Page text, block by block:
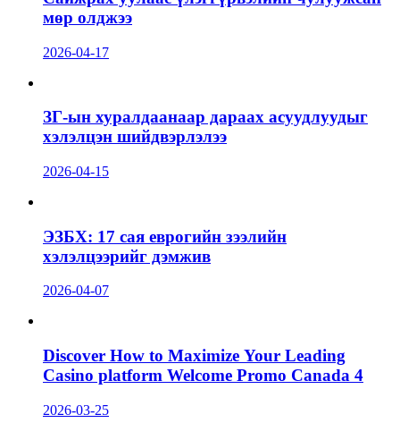
мөр олджээ
2026-04-17
ЗГ-ын хуралдаанаар дараах асуудлуудыг
хэлэлцэн шийдвэрлэлээ
2026-04-15
ЭЗБХ: 17 сая еврогийн зээлийн
хэлэлцээрийг дэмжив
2026-04-07
Discover How to Maximize Your Leading
Casino platform Welcome Promo Canada 4
2026-03-25